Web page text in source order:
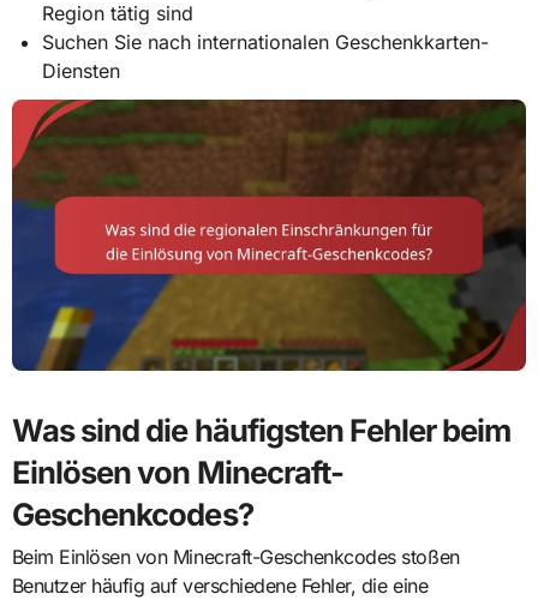
Region tätig sind
Suchen Sie nach internationalen Geschenkkarten-
Diensten
Was sind die häufigsten Fehler beim
Einlösen von Minecraft-
Geschenkcodes?
Beim Einlösen von Minecraft-Geschenkcodes stoßen
Benutzer häufig auf verschiedene Fehler, die eine